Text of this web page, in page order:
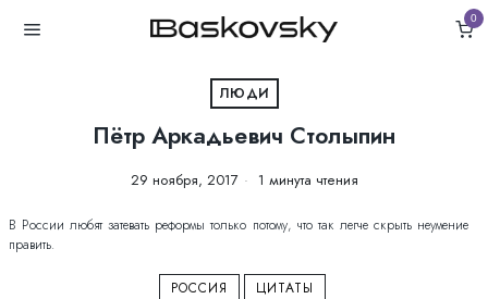
0
ЛЮДИ
Пётр Аркадьевич Столыпин
29 ноября, 2017 1 минута чтения
В России любят затевать реформы только потому, что так легче скрыть неумение
править.
РОССИЯ ЦИТАТЫ